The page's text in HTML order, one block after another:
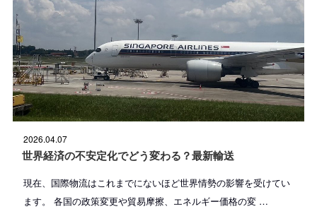
投
稿
日
:
2026.04.07
世界経済の不安定化でどう変わる？最新輸送
現在、国際物流はこれまでにないほど世界情勢の影響を受けてい
ます。 各国の政策変更や貿易摩擦、エネルギー価格の変 …